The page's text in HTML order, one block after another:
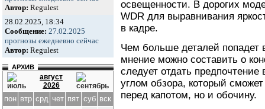
Автор: Regulest
28.02.2025, 18:34
Сообщение: 27.02.2025
прогнозы ежедневно сейчас
Автор: Regulest
АРХИВ
август
2026
пон втр срд чет пят суб вск
освещенности. В дорогих
WDR для выравнивания
в кадре.
Чем больше деталей попадет
мнение можно составить о
следует отдать
углом обзора, который
перед капотом, но и обочину.